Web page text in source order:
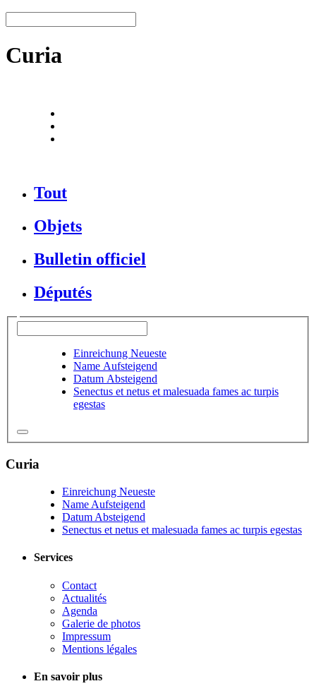
Curia
Tout
Objets
Bulletin officiel
Députés
Einreichung Neueste
Name Aufsteigend
Datum Absteigend
Senectus et netus et malesuada fames ac turpis
egestas
Curia
Einreichung Neueste
Name Aufsteigend
Datum Absteigend
Senectus et netus et malesuada fames ac turpis egestas
Services
Contact
Actualités
Agenda
Galerie de photos
Impressum
Mentions légales
En savoir plus